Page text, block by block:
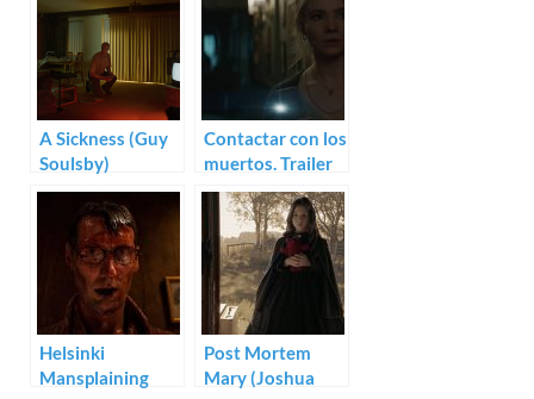
A Sickness (Guy
Soulsby)
Contactar con los
muertos. Trailer
para Baghead
Helsinki
Mansplaining
Post Mortem
Mary (Joshua